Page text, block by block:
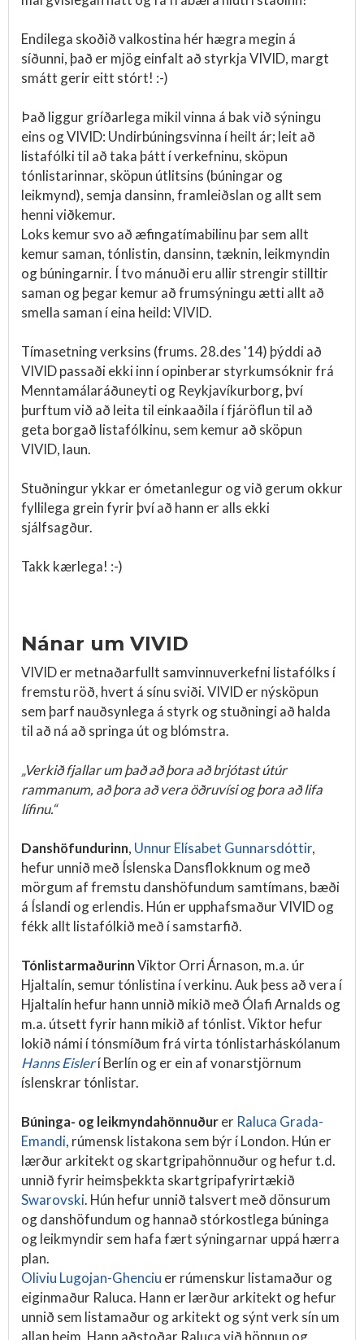
Endilega skoðið valkostina hér hægra megin á
síðunni, það er mjög einfalt að styrkja VIVID, margt
smátt gerir eitt stórt! :-)
Það liggur gríðarlega mikil vinna á bak við sýningu
eins og VIVID: Undirbúningsvinna í heilt ár; leit að
listafólki til að taka þátt í verkefninu, sköpun
tónlistarinnar, sköpun útlitsins (búningar og
leikmynd), semja dansinn, framleiðslan og allt sem
henni viðkemur.
Loks kemur svo að æfingatímabilinu þar sem allt
kemur saman, tónlistin, dansinn, tæknin, leikmyndin
og búningarnir. Í tvo mánuði eru allir strengir stilltir
saman og þegar kemur að frumsýningu ætti allt að
smella saman í eina heild: VIVID.
Tímasetning verksins (frums. 28.des '14) þýddi að
VIVID passaði ekki inn í opinberar styrkumsóknir frá
Menntamálaráðuneyti og Reykjavíkurborg, því
þurftum við að leita til einkaaðila í fjáröflun til að
geta borgað listafólkinu, sem kemur að sköpun
VIVID, laun.
Stuðningur ykkar er ómetanlegur og við gerum okkur
fyllilega grein fyrir því að hann er alls ekki
sjálfsagður.
Takk kærlega! :-)
Nánar um VIVID
VIVID er metnaðarfullt samvinnuverkefni listafólks í
fremstu röð, hvert á sínu sviði. VIVID er nýsköpun
sem þarf nauðsynlega á styrk og stuðningi að halda
til að ná að springa út og blómstra.
„Verkið fjallar um það að þora að brjótast útúr
rammanum, að þora að vera öðruvísi og þora að lifa
lífinu.“
Danshöfundurinn, Unnur Elísabet Gunnarsdóttir,
hefur unnið með Íslenska Dansflokknum og með
mörgum af fremstu danshöfundum samtímans, bæði
á Íslandi og erlendis. Hún er upphafsmaður VIVID og
fékk allt listafólkið með í samstarfið.
TónlistarmaðurinnViktor Orri Árnason, m.a. úr
Hjaltalín, semur tónlistina í verkinu. Auk þess að vera í
Hjaltalín hefur hann unnið mikið með Ólafi Arnalds og
m.a. útsett fyrir hann mikið af tónlist. Viktor hefur
lokið námi í tónsmíðum frá virta tónlistarháskólanum
Hanns Eislerí Berlín og er ein af vonarstjörnum
íslenskrar tónlistar.
Búninga- og leikmyndahönnuðurer Raluca Grada-
Emandi, rúmensk listakona sem býr í London. Hún er
lærður arkitekt og skartgripahönnuður og hefur t.d.
unnið fyrir heimsþekkta skartgripafyrirtækið
Swarovski. Hún hefur unnið talsvert með dönsurum
og danshöfundum og hannað stórkostlega búninga
og leikmyndir sem hafa fært sýningarnar uppá hærra
plan.
Oliviu Lugojan-Ghenciu er rúmenskur listamaður og
eiginmaður Raluca. Hann er lærður arkitekt og hefur
unnið sem listamaður og arkitekt og sýnt verk sín um